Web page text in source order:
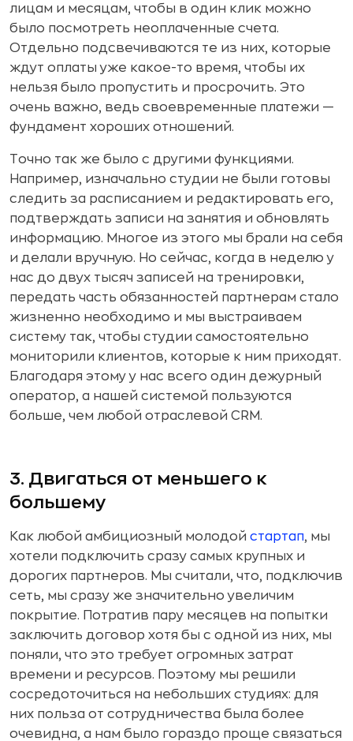
лицам и месяцам, чтобы в один клик можно
было посмотреть неоплаченные счета.
Отдельно подсвечиваются те из них, которые
ждут оплаты уже какое-то время, чтобы их
нельзя было пропустить и просрочить. Это
очень важно, ведь своевременные платежи —
фундамент хороших отношений.
Точно так же было с другими функциями.
Например, изначально студии не были готовы
следить за расписанием и редактировать его,
подтверждать записи на занятия и обновлять
информацию. Многое из этого мы брали на себя
и делали вручную. Но сейчас, когда в неделю у
нас до двух тысяч записей на тренировки,
передать часть обязанностей партнерам стало
жизненно необходимо и мы выстраиваем
систему так, чтобы студии самостоятельно
мониторили клиентов, которые к ним приходят.
Благодаря этому у нас всего один дежурный
оператор, а нашей системой пользуются
больше, чем любой отраслевой CRM.
3. Двигаться от меньшего к
большему
Как любой амбициозный молодой стартап, мы
хотели подключить сразу самых крупных и
дорогих партнеров. Мы считали, что, подключив
сеть, мы сразу же значительно увеличим
покрытие. Потратив пару месяцев на попытки
заключить договор хотя бы с одной из них, мы
поняли, что это требует огромных затрат
времени и ресурсов. Поэтому мы решили
сосредоточиться на небольших студиях: для
них польза от сотрудничества была более
очевидна, а нам было гораздо проще связаться